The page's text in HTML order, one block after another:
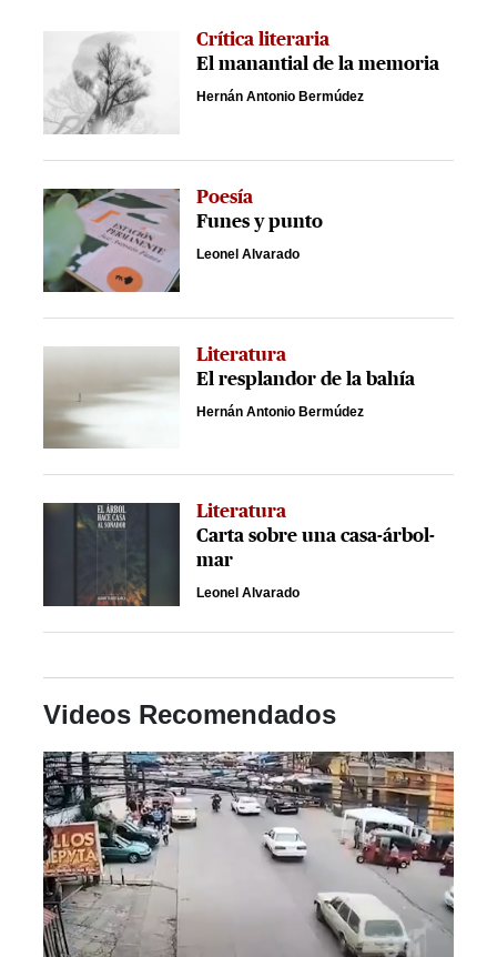
Crítica literaria
El manantial de la memoria
Hernán Antonio Bermúdez
Poesía
Funes y punto
Leonel Alvarado
Literatura
El resplandor de la bahía
Hernán Antonio Bermúdez
Literatura
Carta sobre una casa-árbol-
mar
Leonel Alvarado
Videos Recomendados